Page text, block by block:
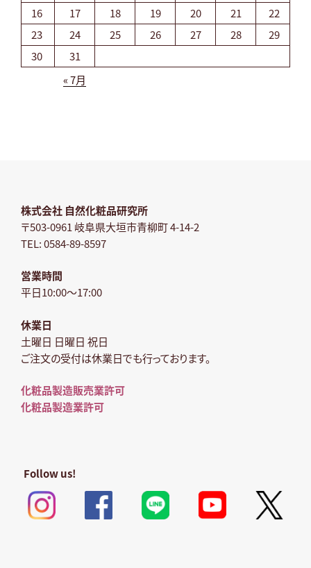
16
17 18 19 20 21
22
23
24 25 26 27 28
29
30
31
« 7月
株式会社 自然化粧品研究所
〒503-0961 岐阜県大垣市青柳町 4-14-2
TEL: 0584-89-8597
営業時間
平日10:00～17:00
休業日
土曜日 日曜日 祝日
ご注文の受付は休業日でも行っております。
化粧品製造販売業許可
化粧品製造業許可
Follow us!